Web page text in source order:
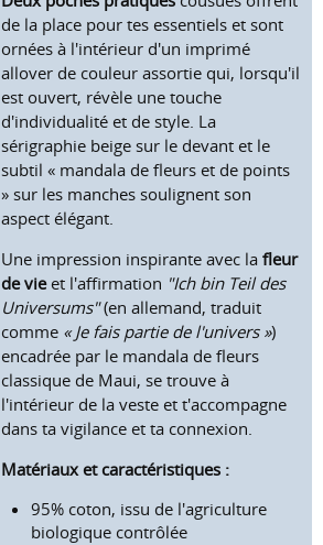
de la place pour tes essentiels et sont
ornées à l'intérieur d'un imprimé
allover de couleur assortie qui, lorsqu'il
est ouvert, révèle une touche
d'individualité et de style. La
sérigraphie beige sur le devant et le
subtil « mandala de fleurs et de points
» sur les manches soulignent son
aspect élégant.
Une impression inspirante avec lafleur
de vieet l'affirmation "Ich bin Teil des
Universums"(en allemand, traduit
comme « Je fais partie de l'univers »)
encadrée par le mandala de fleurs
classique de Maui, se trouve à
l'intérieur de la veste et t'accompagne
dans ta vigilance et ta connexion.
Matériaux et caractéristiques :
95% coton, issu de l'agriculture
biologique contrôlée